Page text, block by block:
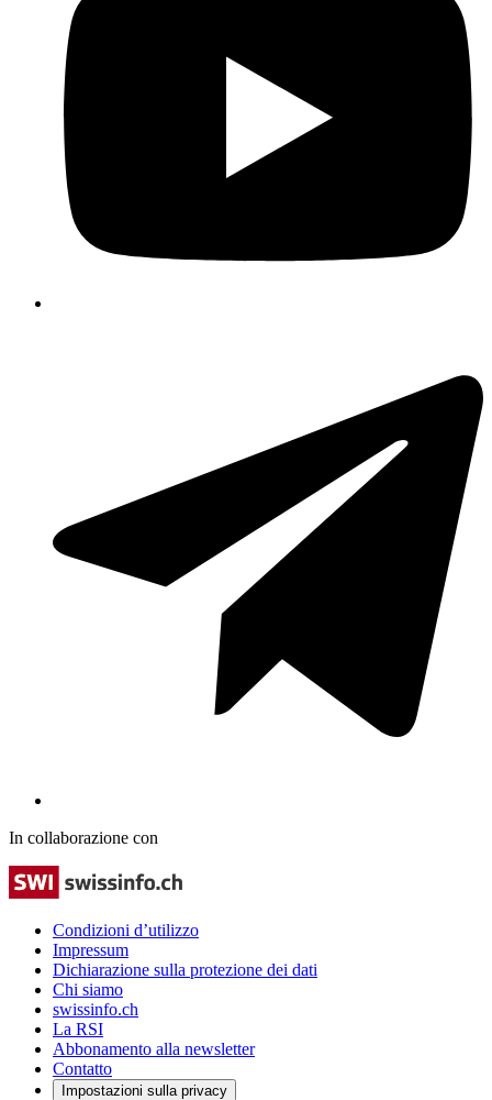
In collaborazione con
Condizioni d’utilizzo
Impressum
Dichiarazione sulla protezione dei dati
Chi siamo
swissinfo.ch
La RSI
Abbonamento alla newsletter
Contatto
Impostazioni sulla privacy